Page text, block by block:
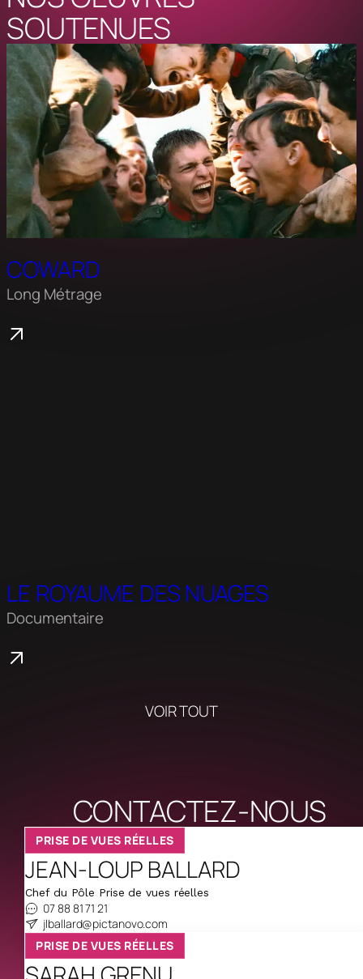
SOUTENUES
VOIR TOUT
COWARD
Long Métrage
LE ROYAUME DES NUAGES
Documentaire
CONTACTEZ-NOUS
JEAN-LOUP BALLARD
Chef du Pôle Prise de vues réelles
PRISE DE VUES RÉELLES
07 88 81 71 21
jlballard@pictanovo.com
PRISE DE VUES RÉELLES